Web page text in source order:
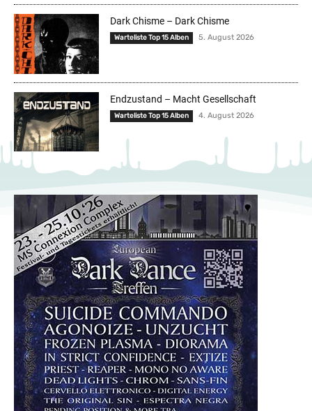
Dark Chisme – Dark Chisme
Warteliste Top 15 Alben 5. August 2026
Endzustand – Macht Gesellschaft
Warteliste Top 15 Alben 4. August 2026